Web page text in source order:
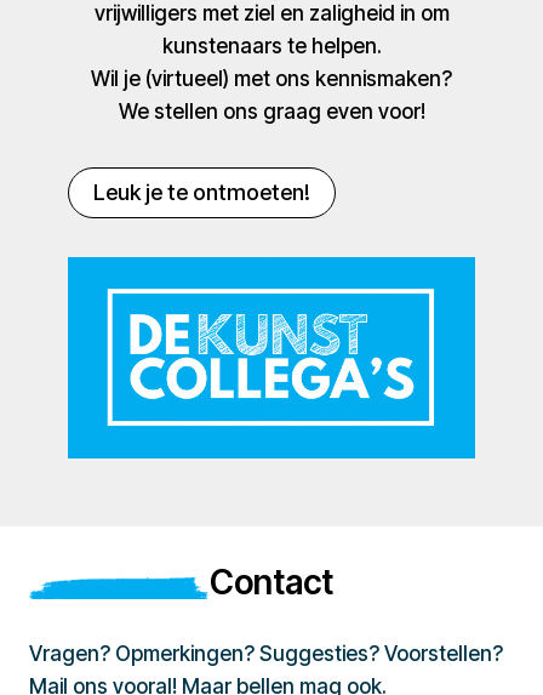
vrijwilligers met ziel en zaligheid in om
kunstenaars te helpen.
Wil je (virtueel) met ons kennismaken?
We stellen ons graag even voor!
Leuk je te ontmoeten!
Contact
Vragen? Opmerkingen? Suggesties? Voorstellen?
Mail ons vooral! Maar bellen mag ook.